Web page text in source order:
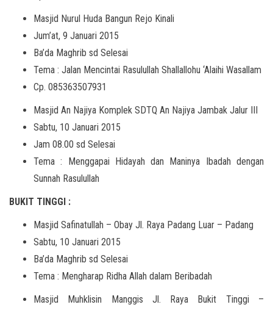
Masjid Nurul Huda Bangun Rejo Kinali
Jum’at, 9 Januari 2015
Ba’da Maghrib sd Selesai
Tema : Jalan Mencintai Rasulullah Shallallohu ‘Alaihi Wasallam
Cp. 085363507931
Masjid An Najiya Komplek SDTQ An Najiya Jambak Jalur III
Sabtu, 10 Januari 2015
Jam 08.00 sd Selesai
Tema : Menggapai Hidayah dan Maninya Ibadah dengan
Sunnah Rasulullah
BUKIT TINGGI :
Masjid Safinatullah – Obay Jl. Raya Padang Luar – Padang
Sabtu, 10 Januari 2015
Ba’da Maghrib sd Selesai
Tema : Mengharap Ridha Allah dalam Beribadah
Masjid Muhklisin Manggis Jl. Raya Bukit Tinggi –